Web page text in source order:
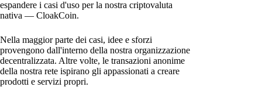
espandere i casi d'uso per la nostra criptovaluta
nativa — CloakCoin.
Nella maggior parte dei casi, idee e sforzi
provengono dall'interno della nostra organizzazione
decentralizzata. Altre volte, le transazioni anonime
della nostra rete ispirano gli appassionati a creare
prodotti e servizi propri.